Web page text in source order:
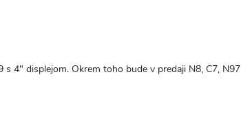
4" displejom. Okrem toho bude v predaji N8, C7, N97